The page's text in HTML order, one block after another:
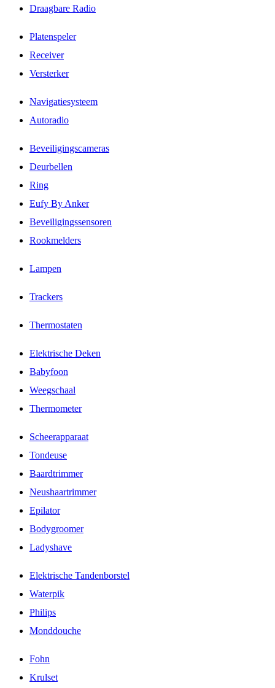
Draagbare Radio
Platenspeler
Receiver
Versterker
Navigatiesysteem
Autoradio
Beveiligingscameras
Deurbellen
Ring
Eufy By Anker
Beveiligingssensoren
Rookmelders
Lampen
Trackers
Thermostaten
Elektrische Deken
Babyfoon
Weegschaal
Thermometer
Scheerapparaat
Tondeuse
Baardtrimmer
Neushaartrimmer
Epilator
Bodygroomer
Ladyshave
Elektrische Tandenborstel
Waterpik
Philips
Monddouche
Fohn
Krulset